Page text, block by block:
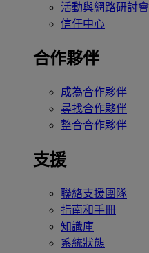
活動與網路研討會
信任中心
合作夥伴
成為合作夥伴
尋找合作夥伴
整合合作夥伴
支援
聯絡支援團隊
指南和手冊
知識庫
系統狀態